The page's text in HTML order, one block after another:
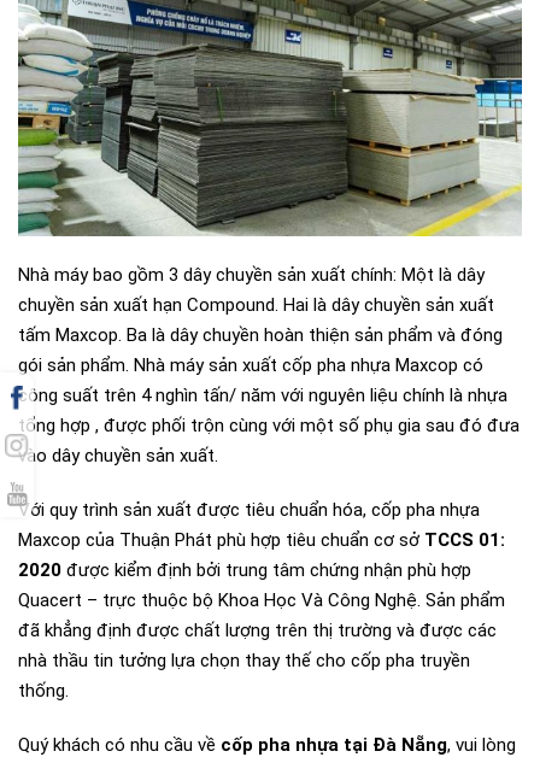
Nhà máy bao gồm 3 dây chuyền sản xuất chính: Một là dây
chuyền sản xuất hạn Compound. Hai là dây chuyền sản xuất
tấm Maxcop. Ba là dây chuyền hoàn thiện sản phẩm và đóng
gói sản phẩm. Nhà máy sản xuất cốp pha nhựa Maxcop có
công suất trên 4 nghìn tấn/ năm với nguyên liệu chính là nhựa
tổng hợp , được phối trộn cùng với một số phụ gia sau đó đưa
vào dây chuyền sản xuất.
Với quy trình sản xuất được tiêu chuẩn hóa, cốp pha nhựa
Maxcop của Thuận Phát phù hợp tiêu chuẩn cơ sở TCCS 01:
2020 được kiểm định bởi trung tâm chứng nhận phù hợp
Quacert – trực thuộc bộ Khoa Học Và Công Nghệ. Sản phẩm
đã khẳng định được chất lượng trên thị trường và được các
nhà thầu tin tưởng lựa chọn thay thế cho cốp pha truyền
thống.
Quý khách có nhu cầu về cốp pha nhựa tại Đà Nẵng, vui lòng